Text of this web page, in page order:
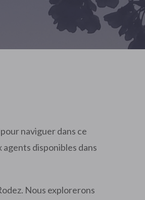
naviguer dans ce
disponibles dans
Nous explorerons